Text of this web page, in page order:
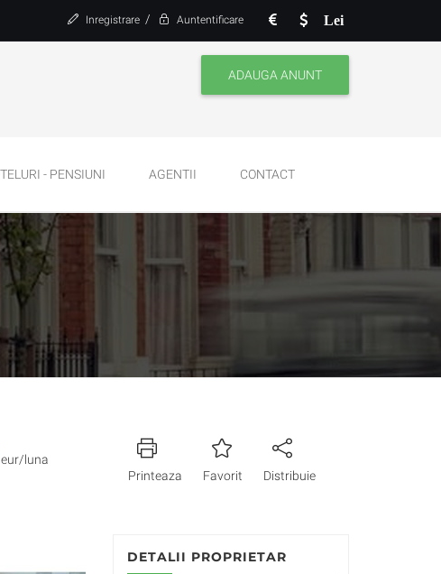
Lei
Inregistrare / Auntentificare
ADAUGA ANUNT
- PENSIUNI AGENTII CONTACT
eur/luna
Printeaza
Favorit Distribuie
DETALII PROPRIETAR